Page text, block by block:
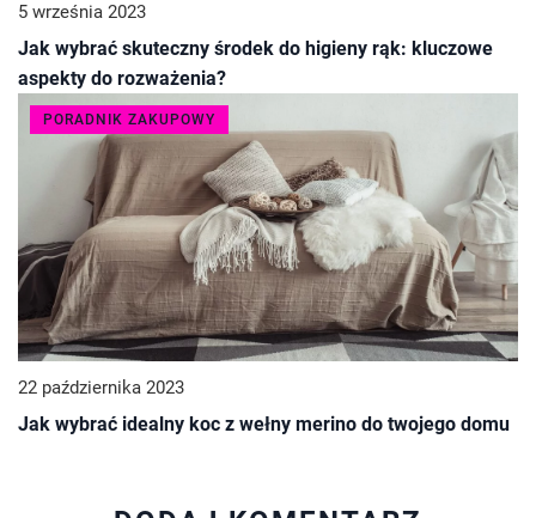
5 września 2023
Jak wybrać skuteczny środek do higieny rąk: kluczowe
aspekty do rozważenia?
PORADNIK ZAKUPOWY
22 października 2023
Jak wybrać idealny koc z wełny merino do twojego domu